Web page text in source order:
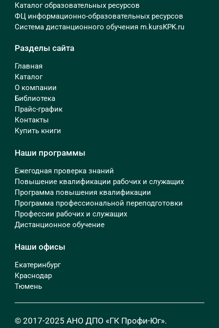
Каталог образовательных ресурсов
ФЦ информационно-образовательных ресурсов
Система дистанционного обучения m.kursKPK.ru
Разделы сайта
Главная
Каталог
О компании
Библиотека
Прайс-график
Контакты
Купить книги
Наши программы
Ежегодная проверка знаний
Повышение квалификации рабочих и служащих
Программа повышения квалификации
Программа профессиональной переподготовки
Профессии рабочих и служащих
Дистанционное обучение
Наши офисы
Екатеринбург
Краснодар
Тюмень
© 2017-2025 АНО ДПО «ГК Профи-Юг».